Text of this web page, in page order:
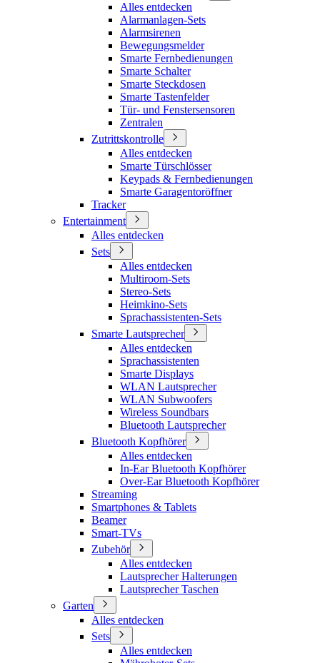
Alles entdecken
Alarmanlagen-Sets
Alarmsirenen
Bewegungsmelder
Smarte Fernbedienungen
Smarte Schalter
Smarte Steckdosen
Smarte Tastenfelder
Tür- und Fenstersensoren
Zentralen
Zutrittskontrolle
Alles entdecken
Smarte Türschlösser
Keypads & Fernbedienungen
Smarte Garagentoröffner
Tracker
Entertainment
Alles entdecken
Sets
Alles entdecken
Multiroom-Sets
Stereo-Sets
Heimkino-Sets
Sprachassistenten-Sets
Smarte Lautsprecher
Alles entdecken
Sprachassistenten
Smarte Displays
WLAN Lautsprecher
WLAN Subwoofers
Wireless Soundbars
Bluetooth Lautsprecher
Bluetooth Kopfhörer
Alles entdecken
In-Ear Bluetooth Kopfhörer
Over-Ear Bluetooth Kopfhörer
Streaming
Smartphones & Tablets
Beamer
Smart-TVs
Zubehör
Alles entdecken
Lautsprecher Halterungen
Lautsprecher Taschen
Garten
Alles entdecken
Sets
Alles entdecken